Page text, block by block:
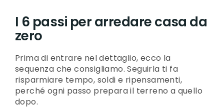
I 6 passi per arredare casa da
zero
Prima di entrare nel dettaglio, ecco la
sequenza che consigliamo. Seguirla ti fa
risparmiare tempo, soldi e ripensamenti,
perché ogni passo prepara il terreno a quello
dopo.